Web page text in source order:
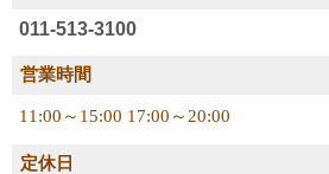
011-513-3100
営業時間
11:00～15:00 17:00～20:00
定休日